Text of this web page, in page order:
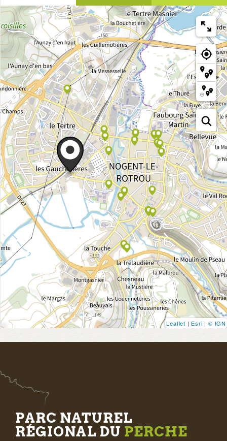
Leaflet | Esri | © IGN
PARC NATUREL
RÉGIONAL DU PERCHE